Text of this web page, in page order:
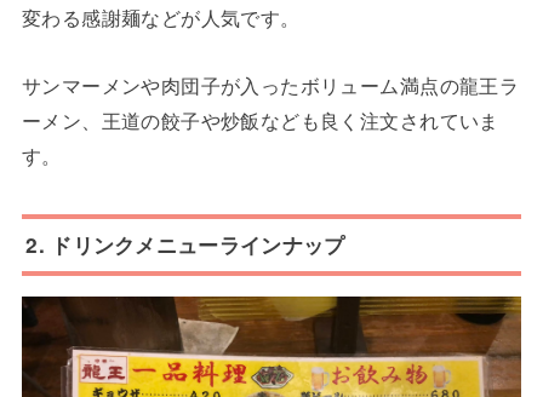
変わる感謝麺などが人気です。
サンマーメンや肉団子が入ったボリューム満点の龍王ラ
ーメン、王道の餃子や炒飯なども良く注文されていま
す。
2. ドリンクメニューラインナップ